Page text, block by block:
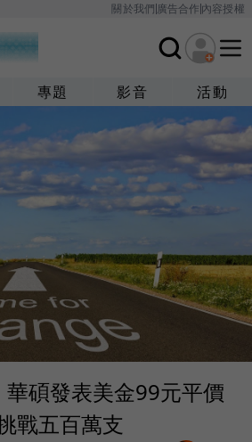
關於我們廣告合作內容授權
專題 影音 活動
華碩發表美金99元平價
戰五百萬支